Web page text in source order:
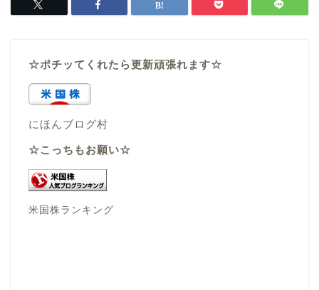
☆ポチッてくれたら更新頑張れます☆
にほんブログ村
☆こっちもお願い☆
米国株ランキング